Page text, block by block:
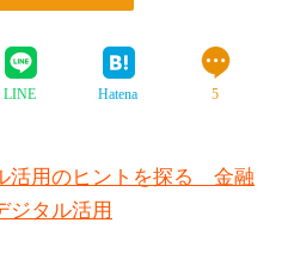
LINE Hatena 5
活用のヒントを探る 金融
ジタル活用